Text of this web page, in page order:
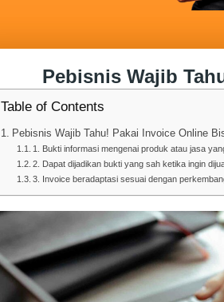
Pebisnis Wajib
Table of Contents
Pebisnis Wajib Tahu! Pakai Invoice Online
1. Bukti informasi mengenai produk atau jasa
2. Dapat dijadikan bukti yang sah ketika ingin
3. Invoice beradaptasi sesuai dengan